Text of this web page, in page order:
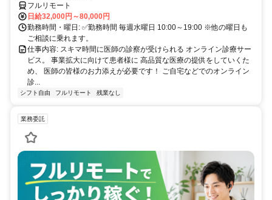
フルリモート
日給32,000円～80,000円
勤務時間・曜日: ✅勤務時間 毎週水曜日 10:00～19:00 ※他の曜日も
ご相談に乗れます。
仕事内容: スキマ時間に医師の診察が受けられる オンライン診療サー
ビス。 事業拡大に向けて患者様に 高品質な医療の提供をしていくた
め、 医師の皆様のお力添えが必要です！ ご自宅などでのオンライン
診...
シフト自由 フルリモート 残業なし
業務委託